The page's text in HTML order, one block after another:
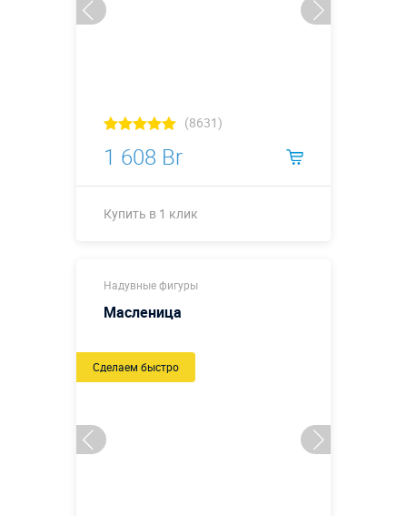
(8631)
1 608 Br
Купить в 1 клик
Надувные фигуры
Масленица
Сделаем быстро